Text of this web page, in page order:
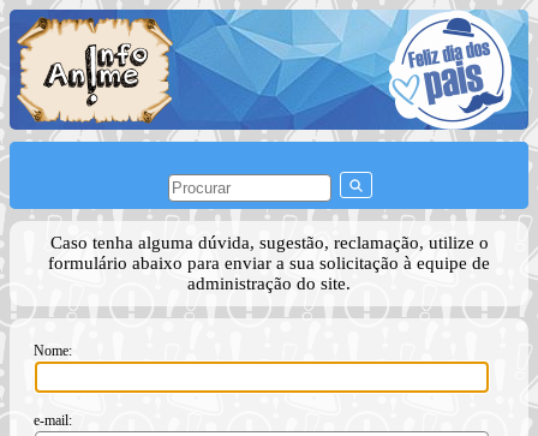
Caso tenha alguma dúvida, sugestão, reclamação, utilize o
formulário abaixo para enviar a sua solicitação à equipe de
administração do site.
Nome:
e-mail: